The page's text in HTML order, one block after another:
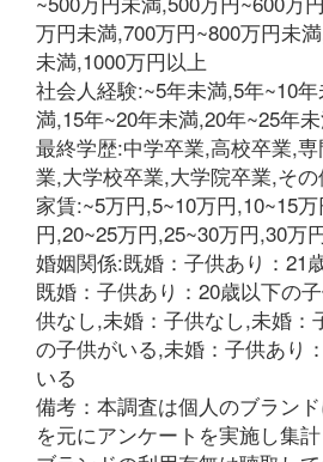
万円未満,700万円~800万円未
未満,1000万円以上
社会人経験:~5年未満,5年~10
満,15年~20年未満,20年~25年
最終学歴:中学卒業,高校卒業,
業,大学校卒業,大学院卒業,そ
家賃:~5万円,5~10万円,10~15
円,20~25万円,25~30万円,30万
婚姻関係:既婚：子供あり：21
既婚：子供あり：20歳以下の
供なし,未婚：子供なし,未婚：
の子供がいる,未婚：子供あり
いる
備考：本調査は個人のブラン
を元にアンケートを実施し集